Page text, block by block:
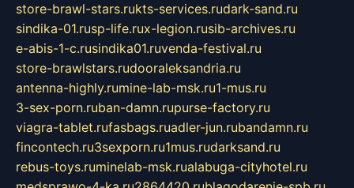
store-brawl-stars.rukts-services.rudark-sand.ru
sindika-01.rusp-life.rux-legion.rusib-archives.ru
e-abis-1-c.rusindika01.ruvenda-festival.ru
store-brawlstars.rudooraleksandria.ru
antenna-highly.rumine-lab-msk.ru1-mus.ru
3-sex-porn.ruban-damn.rupurse-factory.ru
viagra-tablet.rufasbags.ruadler-jun.rubandamn.ru
fincontech.ru3sexporn.ru1mus.rudarksand.ru
rebus-toys.ruminelab-msk.rualabuga-cityhotel.ru